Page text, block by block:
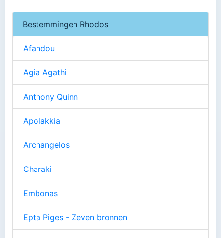
Bestemmingen Rhodos
Afandou
Agia Agathi
Anthony Quinn
Apolakkia
Archangelos
Charaki
Embonas
Epta Piges - Zeven bronnen